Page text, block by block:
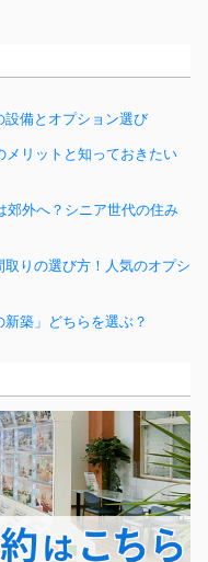
備とオプション選び
メリットと知っておきたい
郊外へ？シニア世代の住み
りの選び方！人気のオプシ
築」どちらを選ぶ？